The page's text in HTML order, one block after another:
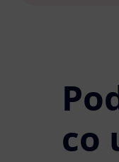
co